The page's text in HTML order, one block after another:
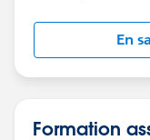
En
Formation